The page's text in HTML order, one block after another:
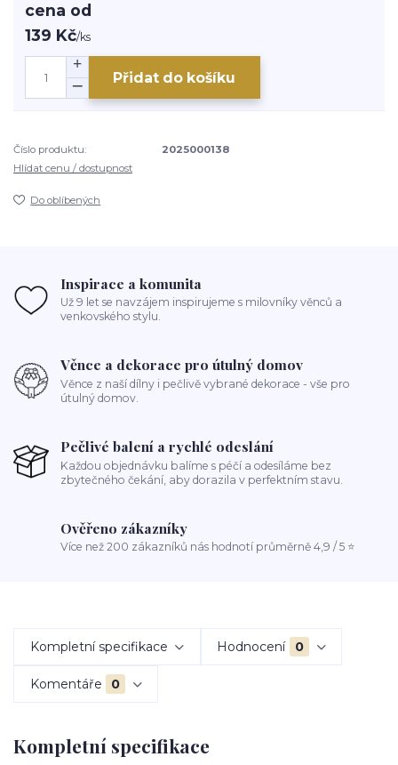
cena od
139 Kč/ks
Přidat do košíku
Číslo produktu:
2025000138
Hlídat cenu / dostupnost
Do oblíbených
Inspirace a komunita
Už 9 let se navzájem inspirujeme s milovníky věnců a
venkovského stylu.
Věnce a dekorace pro útulný domov
Věnce z naší dílny i pečlivě vybrané dekorace - vše pro
útulný domov.
Pečlivé balení a rychlé odeslání
Každou objednávku balíme s péčí a odesíláme bez
zbytečného čekání, aby dorazila v perfektním stavu.
Ověřeno zákazníky
Více než 200 zákazníků nás hodnotí průměrně 4,9 / 5 ⭐
Kompletní specifikace Hodnocení 0
Komentáře 0
Kompletní specifikace